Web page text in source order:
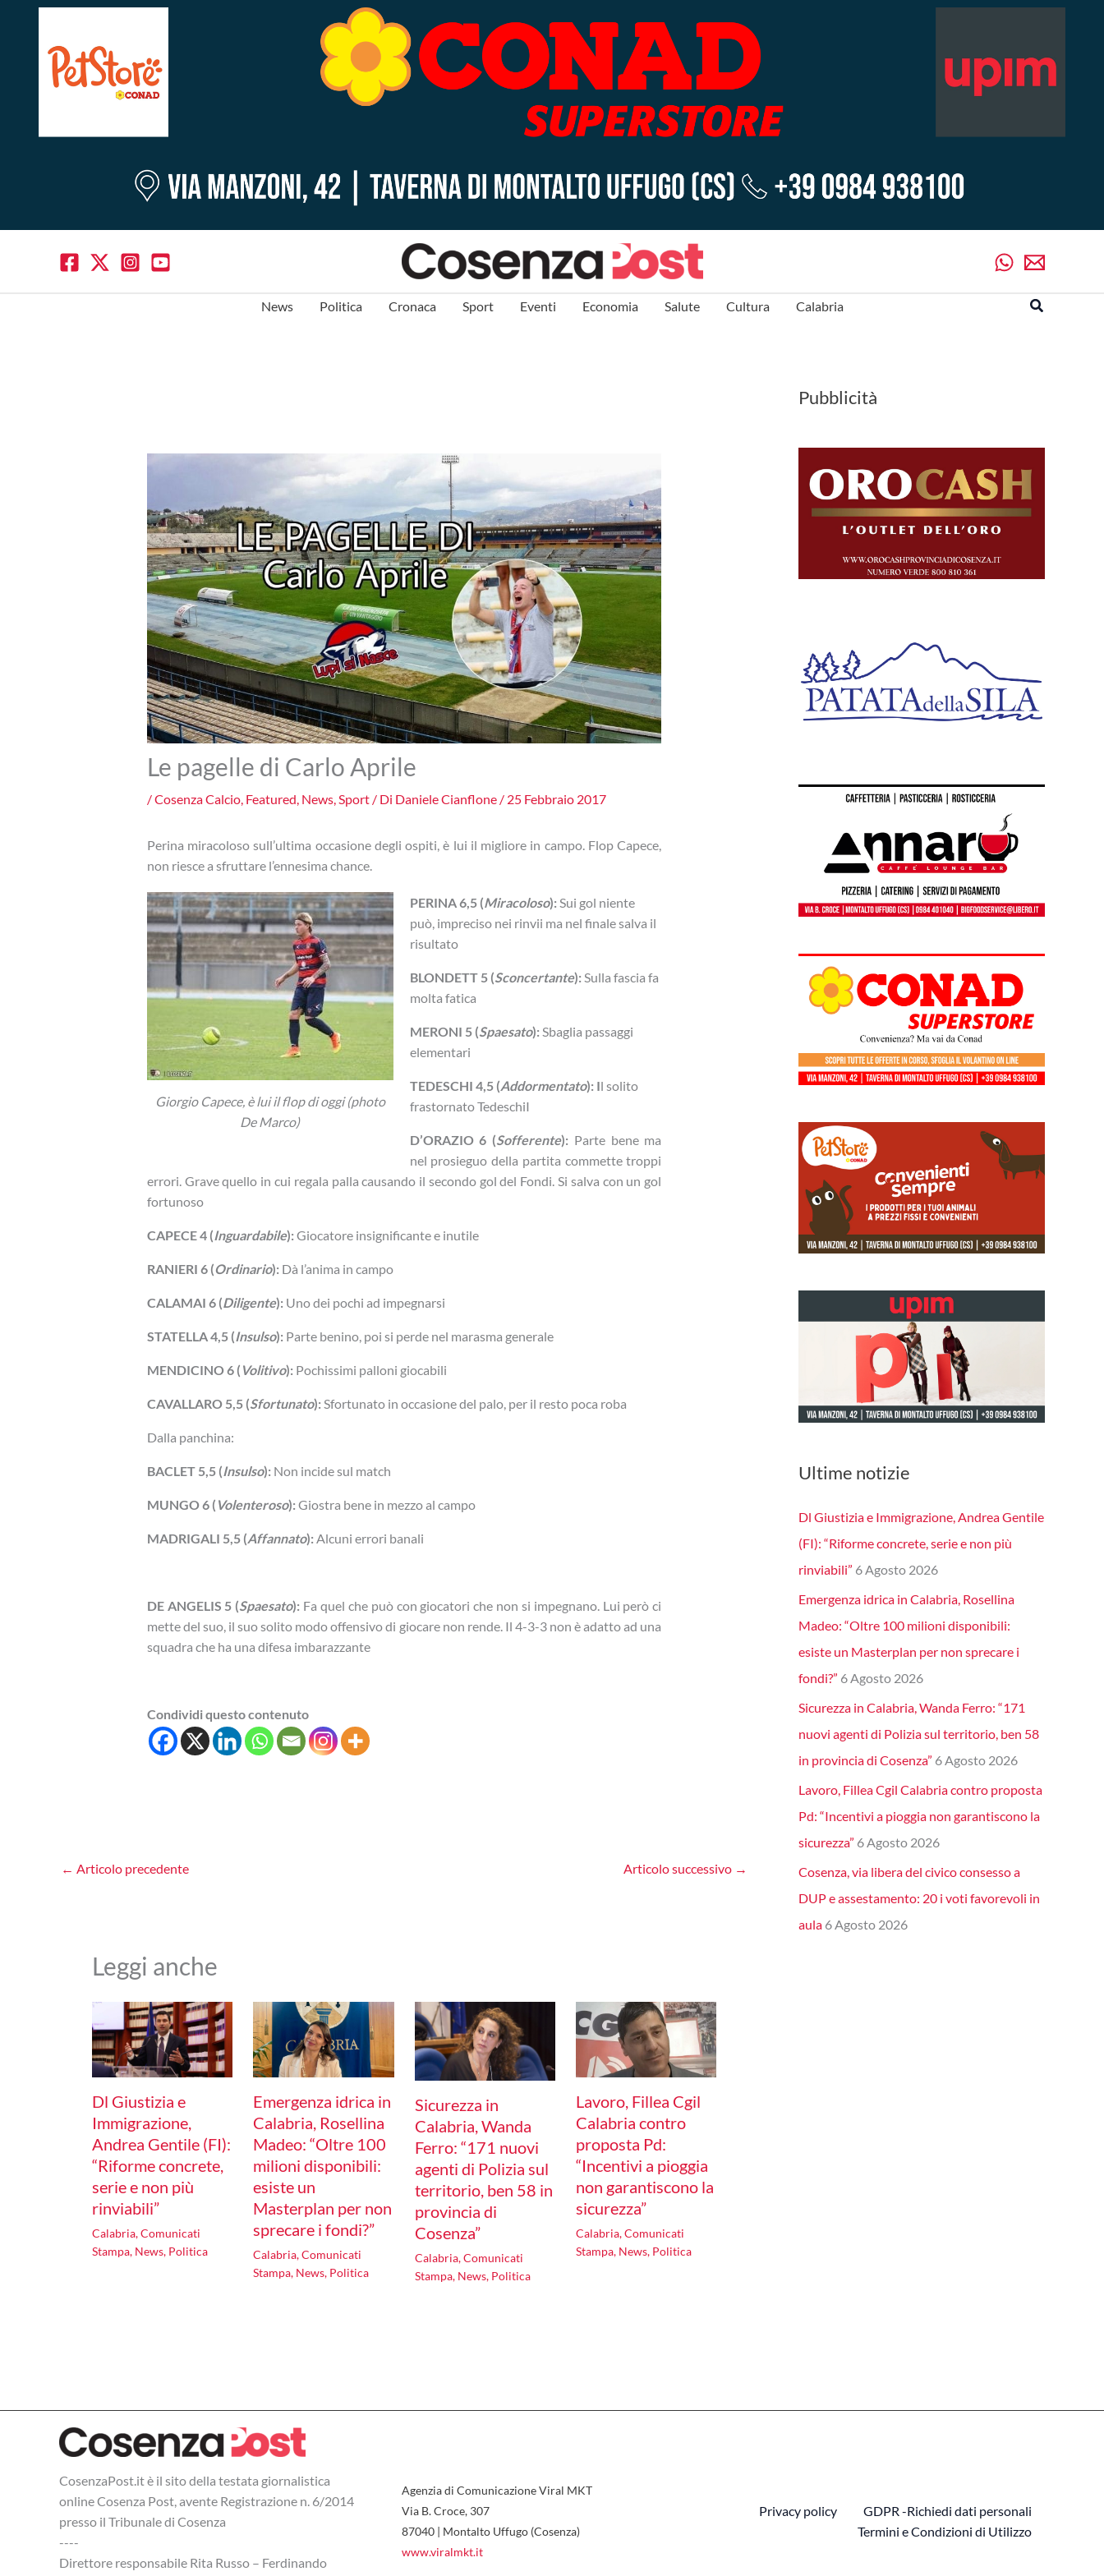
News Politica Cronaca Sport Eventi Economia Salute Cultura Calabria Cerca
Le pagelle di Carlo Aprile
/Cosenza Calcio, Featured News, Sport/ Di Daniele Cianflone / 25 Febbraio 2017
Perina miracoloso sull’ultima occasione degli ospiti, è lui il migliore in campo. Flop Capece,
non riesce a sfruttare l’ennesima chance.
Giorgio Capece, è lui il flop di oggi (photo
De Marco)
PERINA 6,5 (Miracoloso): Sui gol niente
può, impreciso nei rinvii ma nel finale salva il
risultato
BLONDETT 5 (Sconcertante): Sulla fascia fa
molta fatica
MERONI 5 (Spaesato): Sbaglia passaggi
elementari
TEDESCHI 4,5 (Addormentato): Il solito
frastornato TedeschiI
D’ORAZIO 6 (Sofferente): Parte bene ma
nel prosieguo della partita commette troppi
errori. Grave quello in cui regala palla causando il secondo gol del Fondi. Si salva con un gol
fortunoso
CAPECE 4 (Inguardabile): Giocatore insignificante e inutile
RANIERI 6 (Ordinario): Dà l’anima in campo
CALAMAI 6 (Diligente): Uno dei pochi ad impegnarsi
STATELLA 4,5 (Insulso): Parte benino, poi si perde nel marasma generale
MENDICINO 6 ( Volitivo): Pochissimi palloni giocabili
CAVALLARO 5,5 (Sfortunato): Sfortunato in occasione del palo, per il resto poca roba
Dalla panchina:
BACLET 5,5 (Insulso): Non incide sul match
MUNGO 6 ( Volenteroso): Giostra bene in mezzo al campo
MADRIGALI 5,5 (Affannato): Alcuni errori banali
DE ANGELIS 5 (Spaesato): Fa quel che può con giocatori che non si impegnano. Lui però ci
mette del suo, il suo solito modo offensivo di giocare non rende. Il 4-3-3 non è adatto ad una
squadra che ha una difesa imbarazzante
Condividi questo contenuto
← Articolo precedente Articolo successivo →
Leggi anche
Dl Giustizia e
Immigrazione,
Andrea Gentile (FI):
“Riforme concrete,
serie e non più
rinviabili”
Calabria,Comunicati
Stampa, News, Politica
Emergenza idrica in
Calabria, Rosellina
Madeo: “Oltre 100
milioni disponibili:
esiste un
Masterplan per non
sprecare i fondi?”
Calabria,Comunicati
Stampa, News, Politica
Sicurezza in
Calabria, Wanda
Ferro: “171 nuovi
agenti di Polizia sul
territorio, ben 58 in
provincia di
Cosenza”
Calabria,Comunicati
Stampa, News, Politica
Lavoro, Fillea Cgil
Calabria contro
proposta Pd:
“Incentivi a pioggia
non garantiscono la
sicurezza”
Calabria,Comunicati
Stampa, News, Politica
Pubblicità
Ultime notizie
Dl Giustizia e Immigrazione, Andrea Gentile
(FI): “Riforme concrete, serie e non più
rinviabili” 6 Agosto 2026
Emergenza idrica in Calabria, Rosellina
Madeo: “Oltre 100 milioni disponibili:
esiste un Masterplan per non sprecare i
fondi?” 6 Agosto 2026
Sicurezza in Calabria, Wanda Ferro: “171
nuovi agenti di Polizia sul territorio, ben 58
in provincia di Cosenza” 6 Agosto 2026
Lavoro, Fillea Cgil Calabria contro proposta
Pd: “Incentivi a pioggia non garantiscono la
sicurezza” 6 Agosto 2026
Cosenza, via libera del civico consesso a
DUP e assestamento: 20 i voti favorevoli in
aula 6 Agosto 2026
CosenzaPost.it è il sito della testata giornalistica
online Cosenza Post, avente Registrazione n. 6/2014
presso il Tribunale di Cosenza
----
Direttore responsabile Rita Russo – Ferdinando
Agenzia di Comunicazione Viral MKT
Via B. Croce, 307
87040 | Montalto Uffugo (Cosenza)
www.viralmkt.it
Privacy policy
GDPR -Richiedi dati personali
Termini e Condizioni di Utilizzo